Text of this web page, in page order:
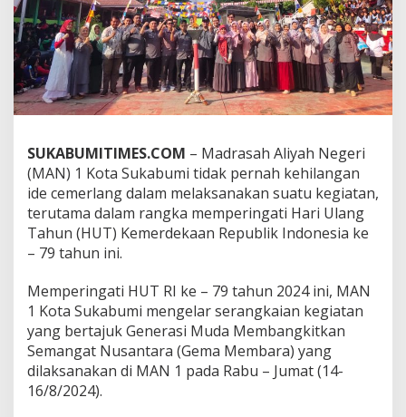
K
o
t
a
S
u
k
u
m
i
T
a
n
k
a
n
J
i
w
SUKABUMITIMES.COM – Madrasah Aliyah Negeri
(MAN) 1 Kota Sukabumi tidak pernah kehilangan
ide cemerlang dalam melaksanakan suatu kegiatan,
terutama dalam rangka memperingati Hari Ulang
Tahun (HUT) Kemerdekaan Republik Indonesia ke
– 79 tahun ini.
Memperingati HUT RI ke – 79 tahun 2024 ini, MAN
1 Kota Sukabumi mengelar serangkaian kegiatan
yang bertajuk Generasi Muda Membangkitkan
Semangat Nusantara (Gema Membara) yang
dilaksanakan di MAN 1 pada Rabu – Jumat (14-
16/8/2024).